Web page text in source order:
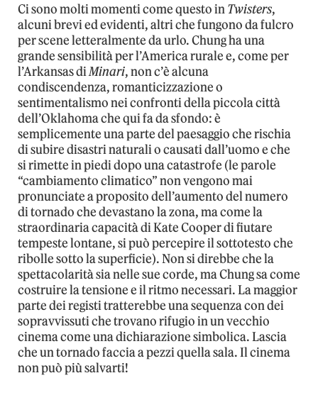
Ci sono molti momenti come questo inTwisters,
alcuni brevi ed evidenti, altri che fungono da fulcro
per scene letteralmente da urlo. Chung ha una
grande sensibilità per l’America rurale e, come per
l’Arkansas diMinari, non c’è alcuna
condiscendenza, romanticizzazione o
sentimentalismo nei confronti della piccola città
dell’Oklahoma che qui fa da sfondo: è
semplicemente una parte del paesaggio che rischia
di subire disastri naturali o causati dall’uomo e che
si rimette in piedi dopo una catastrofe (le parole
“cambiamento climatico” non vengono mai
pronunciate a proposito dell’aumento del numero
di tornado che devastano la zona, ma come la
straordinaria capacità di Kate Cooper di fiutare
tempeste lontane, si può percepire il sottotesto che
ribolle sotto la superficie). Non si direbbe che la
spettacolarità sia nelle sue corde, ma Chung sa come
costruire la tensione e il ritmo necessari. La maggior
parte dei registi tratterebbe una sequenza con dei
sopravvissuti che trovano rifugio in un vecchio
cinema come una dichiarazione simbolica. Lascia
che un tornado faccia a pezzi quella sala. Il cinema
non può più salvarti!